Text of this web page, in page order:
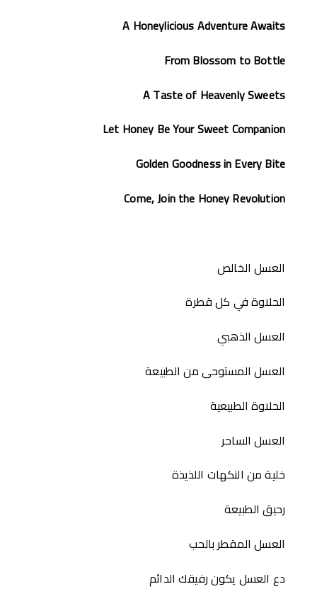
A Honeylicious Adventure Awaits
From Blossom to Bottle
A Taste of Heavenly Sweets
Let Honey Be Your Sweet Companion
Golden Goodness in Every Bite
Come, Join the Honey Revolution
العسل الخالص
الحلاوة في كل قطرة
العسل الذهبي
العسل المستوحى من الطبيعة
الحلاوة الطبيعية
العسل الساحر
خلية من النكهات اللذيذة
رحيق الطبيعة
العسل المقطر بالحب
دع العسل يكون رفيقك الدائم